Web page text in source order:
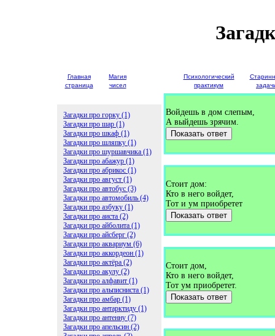
Главная
страница
Магия
чисел
Психологический
практикум
Загадки про горку (1)
Загадки про шар (1)
Загадки про шкаф (1)
Загадки про шляпку (1)
Загадки про шуршавчика (1)
Загадки про абажур (1)
Загадки про абрикос (1)
Загадки про август (1)
Загадки про автобус (3)
Загадки про автомобиль (4)
Загадки про азбуку (1)
Загадки про аиста (2)
Загадки про айболита (1)
Загадки про айсберг (2)
Загадки про аквариум (6)
Загадки про аккордеон (1)
Загадки про актёра (2)
Загадки про акулу (2)
Загадки про алфавит (1)
Загадки про альписниста (1)
Загадки про амбар (1)
Загадки про антарктиду (1)
Загадки про антенну (7)
Загадки про апельсин (2)
Войдешь в дом слепым,
А выйдешь зрячим.
Показать ответ
Стоит дом:
Кто в него войдет,
Тот и ум приобретет
Показать ответ
Стоит дом,
Кто в него войдет,
Тот ум приобретет.
Показать ответ